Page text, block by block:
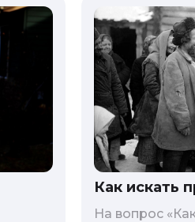
Как искать
На вопрос